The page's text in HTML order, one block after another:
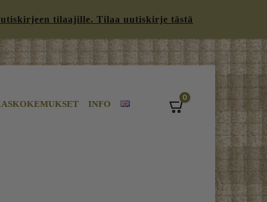
tilaajille. Tilaa uutiskirje tästä
INFO
0